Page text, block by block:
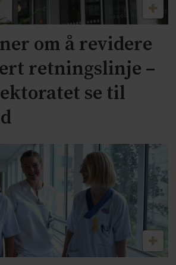
om å revidere
retningslinje –
se til